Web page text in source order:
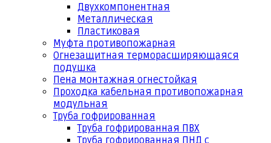
Двухкомпонентная
Металлическая
Пластиковая
Муфта противопожарная
Огнезащитная терморасширяющаяся
подушка
Пена монтажная огнестойкая
Проходка кабельная противопожарная
модульная
Труба гофрированная
Труба гофрированная ПВХ
Труба гофрированная ПНД с